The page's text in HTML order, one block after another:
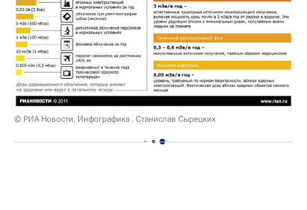
© РИА Новости, Инфографика . Станислав Сырецких